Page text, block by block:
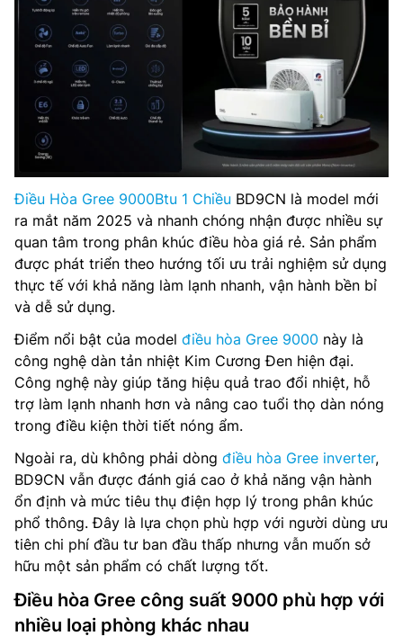
Điều Hòa Gree 9000Btu 1 Chiều BD9CN là model mới
ra mắt năm 2025 và nhanh chóng nhận được nhiều sự
quan tâm trong phân khúc điều hòa giá rẻ. Sản phẩm
được phát triển theo hướng tối ưu trải nghiệm sử dụng
thực tế với khả năng làm lạnh nhanh, vận hành bền bỉ
và dễ sử dụng.
Điểm nổi bật của model điều hòa Gree 9000 này là
công nghệ dàn tản nhiệt Kim Cương Đen hiện đại.
Công nghệ này giúp tăng hiệu quả trao đổi nhiệt, hỗ
trợ làm lạnh nhanh hơn và nâng cao tuổi thọ dàn nóng
trong điều kiện thời tiết nóng ẩm.
Ngoài ra, dù không phải dòng điều hòa Gree inverter,
BD9CN vẫn được đánh giá cao ở khả năng vận hành
ổn định và mức tiêu thụ điện hợp lý trong phân khúc
phổ thông. Đây là lựa chọn phù hợp với người dùng ưu
tiên chi phí đầu tư ban đầu thấp nhưng vẫn muốn sở
hữu một sản phẩm có chất lượng tốt.
Điều hòa Gree công suất 9000 phù hợp với
nhiều loại phòng khác nhau